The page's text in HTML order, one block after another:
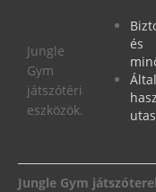
Jungle
Gym
játszótéri
eszközök.
és
Jungle Gym